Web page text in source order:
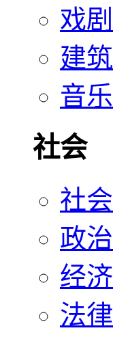
戏剧
建筑
音乐
社会
社会
政治
经济
法律